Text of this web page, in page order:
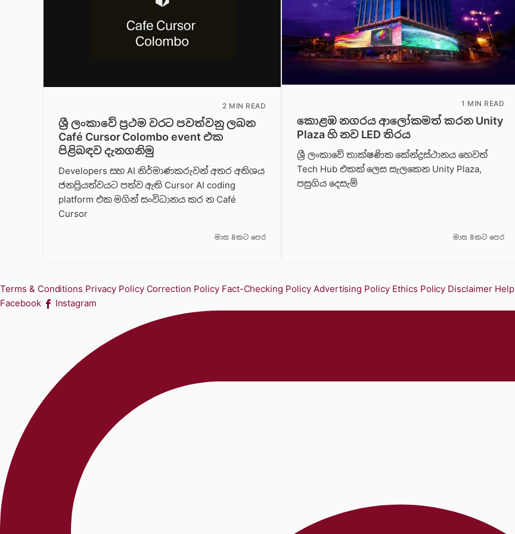
2 MIN READ
ශ්‍රී ලංකාවේ ප්‍රථම වරට පවත්වනු ලබන
Café Cursor Colombo event එක
පිළිබඳව දැනගනිමු
Developers සහ AI නිර්මාණකරුවන් අතර අතිශය
ජනප්‍රියත්වයට පත්ව ඇති Cursor AI coding
platform එක මගින් සංවිධානය කර න Café
Cursor
මාස 8කට පෙර
1 MIN READ
කොළඹ නගරය ආලෝකමත් කරන Unity
Plaza හි නව LED තිරය
ශ්‍රී ලංකාවේ තාක්ෂණික කේන්ද්‍රස්ථානය හෙවත්
Tech Hub එකක් ලෙස සැලකෙන Unity Plaza,
පසුගිය දෙසැම්
මාස 8කට පෙර
Terms & Conditions Privacy Policy Correction Policy Fact-Checking Policy Advertising Policy Ethics Policy Disclaimer Help
Facebook
Instagram